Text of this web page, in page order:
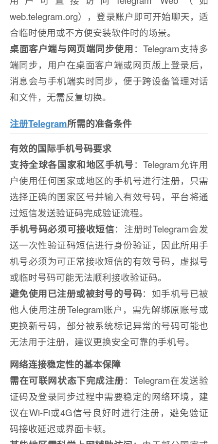
web.telegram.org），登录账户即可开始聊天，适
合临时使用或不方便安装软件时的场景。
桌面客户端与网页端同步使用：Telegram支持多
端同步，用户在桌面客户端或网页版上登录后，
消息会与手机端实时同步，便于跨设备管理对话
和文件，无需反复切换。
注册Telegram所需的准备条件
有效的国际手机号码要求
支持全球各国家和地区手机号：Telegram允许用
户使用任何国家或地区的手机号进行注册，只需
选择正确的国家区号并输入有效号码，平台将通
过短信发送验证码完成验证流程。
手机号码必须可接收短信：注册时Telegram会发
送一次性验证码短信进行身份验证，因此所用手
机号必须为可正常接收短信的有效号码，虚拟号
或临时号码可能无法顺利接收验证码。
避免使用已注册或被封号的号码：如手机号已被
他人使用注册Telegram账户，需先解绑原账号或
更换新号码，部分被系统标记异常的号码可能也
无法用于注册，建议更换安全可靠的手机号。
网络连接稳定性的基本保障
需在可联网状态下完成注册：Telegram在发送验
证码及登录同步过程中需要稳定的网络环境，建
议在Wi-Fi或4G信号良好时进行注册，避免验证
码接收延迟或界面卡顿。